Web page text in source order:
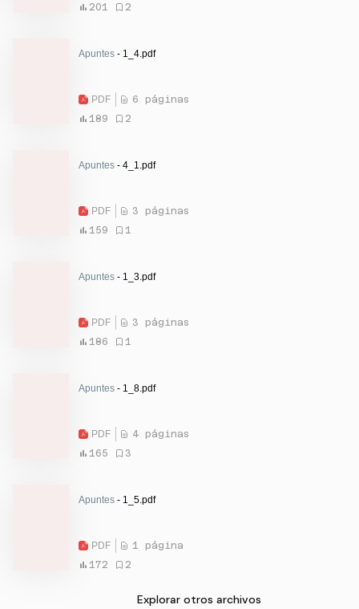
201
2
Apuntes - 1_4.pdf
PDF
6 páginas
189
2
Apuntes - 4_1.pdf
PDF
3 páginas
159
1
Apuntes - 1_3.pdf
PDF
3 páginas
186
1
Apuntes - 1_8.pdf
PDF
4 páginas
165
3
Apuntes - 1_5.pdf
PDF
1 página
172
2
Explorar otros archivos